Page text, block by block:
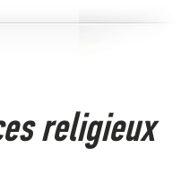
religieux